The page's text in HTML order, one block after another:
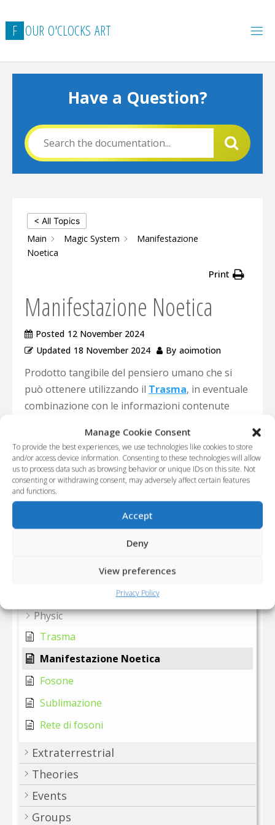
Manage Cookie Consent
To provide the best experiences, we use technologies like cookies to store
and/or access device information. Consenting to these technologies will allow
us to process data such as browsing behavior or unique IDs on this site. Not
consenting or withdrawing consent, may adversely affect certain features
and functions.
Accept
Deny
View preferences
Privacy Policy
to
content
F OUR O'CLOCKS ART
Have a Question?
Magic System
Physic
Trasma
Manifestazione Noetica
Fosone
Sublimazione
Rete di fosoni
Extraterrestrial
Theories
Events
Groups
< All Topics
Main Magic System
Manifestazione
Noetica
Print
Manifestazione Noetica
Posted 12 November 2024
Updated 18 November 2024 By aoimotion
Prodotto tangibile del pensiero umano che si
può ottenere utilizzando il Trasma, in eventuale
combinazione con le informazioni contenute
popolazione la chiama semplicemente
“arte magica”, mentre il mondo religioso
preferisce riferirsi ad essa chiamandola
“miracolo”